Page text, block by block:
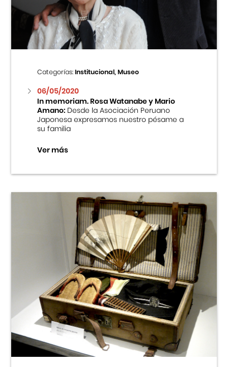
Centro Cultural Peruano Japonés
Cursos
Museo de la Inmigración Japonesa
Fondo Editorial
Teatro Peruano Japonés
Categorías:Institucional, Museo
06/05/2020
In memoriam. Rosa Watanabe y Mario
Amano:Desde la Asociación Peruano
Japonesa expresamos nuestro pésame a
su familia
Ver más